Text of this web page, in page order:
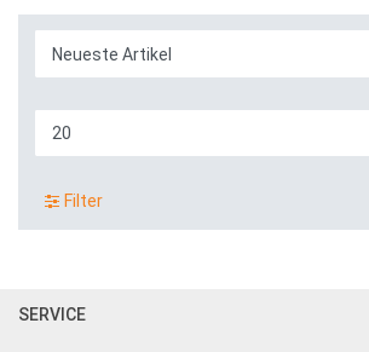
Filter
SERVICE